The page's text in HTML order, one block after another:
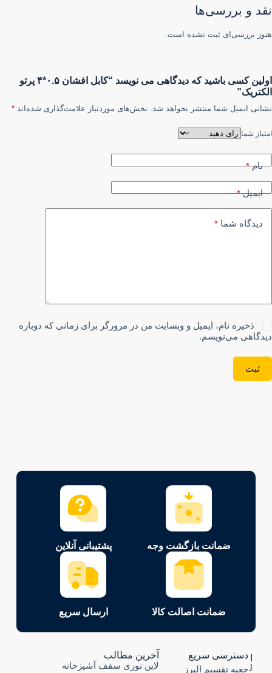
نقد و بررسی‌ها
هنوز بررسی‌ای ثبت نشده است.
اولین کسی باشید که دیدگاهی می نویسد “کابل افشان ۰.۵*۴ پرتو
الکتریک”
نشانی ایمیل شما منتشر نخواهد شد. بخش‌های موردنیاز علامت‌گذاری شده‌اند *
امتیاز شما
نام*
ایمیل*
دیدگاه شما *
ذخیره نام، ایمیل و وبسایت من در مرورگر برای زمانی که دوباره
دیدگاهی می‌نویسم.
ثبت
ضمانت بازگشت وجه پشتیبانی آنلاین
ضمانت اصالت کالا ارسال سریع
ل
دسترسی سریع
جعبه تقسیم البرز
آخرین مطالب
لاین نوری سقف آشپزخانه